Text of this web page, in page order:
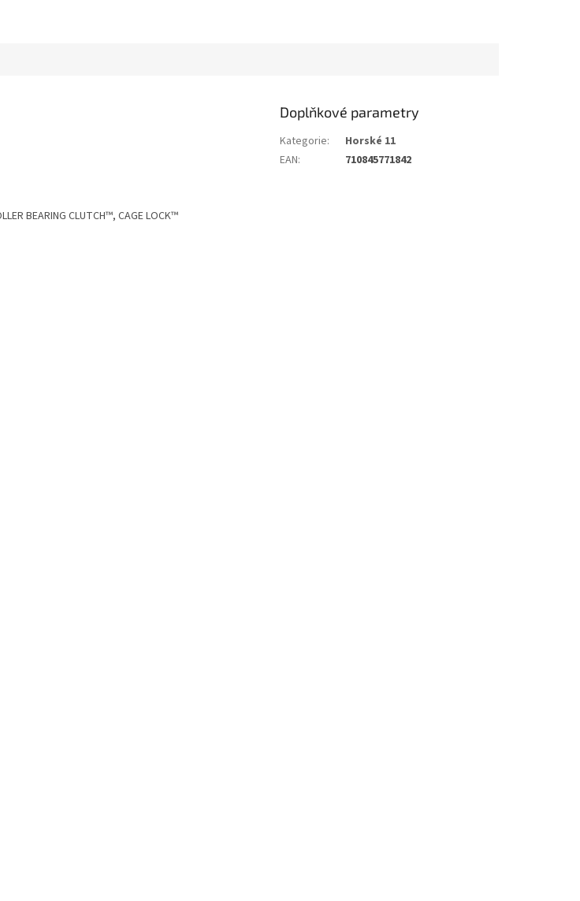
BEARING CLUTCH™, CAGE LOCK™
Doplňkové parametry
Kategorie:
Horské 11
EAN: 710845771842